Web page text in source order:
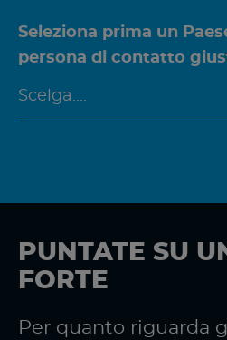
Seleziona prima un
persona di contatto
PUNTATE SU
FORTE
Per quanto riguarda